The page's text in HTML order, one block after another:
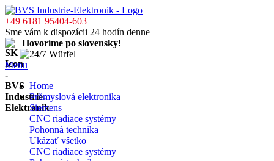
+49 6181 95404-603
Sme vám k dispozícii 24 hodín denne
Hovoríme po slovensky!
Menu
Home
Průmyslová elektronika
Siemens
CNC riadiace systémy
Pohonná technika
Ukázať všetko
CNC riadiace systémy